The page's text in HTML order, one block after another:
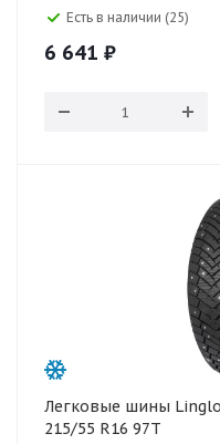
Есть в наличии (25)
6 641 ₽
Легковые шины
215/55 R16 97T